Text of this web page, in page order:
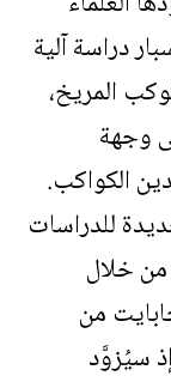
دراسة آلية
المريخ،
وجهة
الكواكب.
للدراسات
من خلال
1000 جيجابايت من
سيُزوَّد